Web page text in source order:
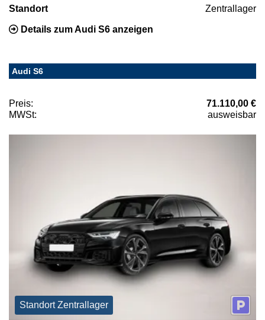
Standort Zentrallager
Details zum Audi S6 anzeigen
Audi S6
Preis:
71.110,00 €
MWSt:
ausweisbar
Standort Zentrallager